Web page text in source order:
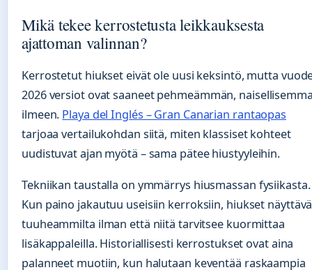
Mikä tekee kerrostetusta leikkauksesta
ajattoman valinnan?
Kerrostetut hiukset eivät ole uusi keksintö, mutta
2026 versiot ovat saaneet pehmeämmän,
ilmeen. Playa del Inglés – Gran Canarian rantaopas
tarjoaa vertailukohdan siitä, miten klassiset kohteet
uudistuvat ajan myötä – sama pätee hiustyyleihin.
Tekniikan taustalla on ymmärrys hiusmassan fysiikasta.
Kun paino jakautuu useisiin kerroksiin, hiukset
tuuheammilta ilman että niitä tarvitsee kuormittaa
lisäkappaleilla. Historiallisesti kerrostukset ovat aina
palanneet muotiin, kun halutaan keventää raskaampia